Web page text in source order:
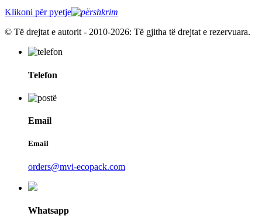
Klikoni për pyetje
© Të drejtat e autorit - 2010-2026: Të gjitha të drejtat e rezervuara.
Telefon
Email
Email
orders@mvi-ecopack.com
Whatsapp